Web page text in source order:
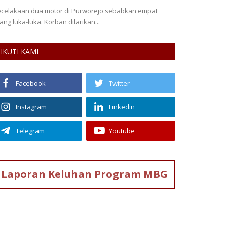
dua motor di Purworejo sebabkan empat
luka-luka. Korban dilarikan...
IKUTI KAMI
Facebook Twitter
Instagram Linkedin
Telegram Youtube
Laporan Keluhan Program MBG